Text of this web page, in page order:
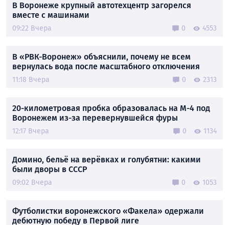
В Воронеже крупный автотехцентр загорелся
вместе с машинами
09:22 Вчера 0 4553
В «РВК-Воронеж» объяснили, почему не всем
вернулась вода после масштабного отключения
11:18 Вчера 0 2313
20-километровая пробка образовалась на М-4 под
Воронежем из-за перевернувшейся фуры
12:17 Вчера 0 1134
Домино, бельё на верёвках и голубятни: какими
были дворы в СССР
09:02 Вчера 0 1053
Футболистки воронежского «Факела» одержали
дебютную победу в Первой лиге